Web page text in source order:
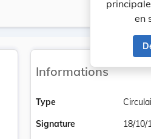
en
Lancer la
Informations
Type
Signature
18/10/